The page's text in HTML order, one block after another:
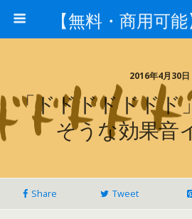
2016年4月30日
「ドドドドドドド
そうな効果音
Share Tweet